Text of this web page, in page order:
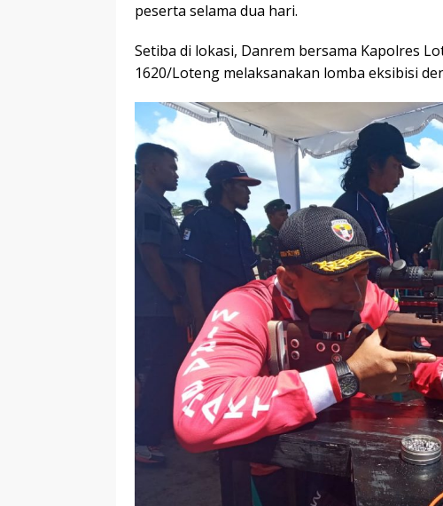
peserta selama dua hari.
Setiba di lokasi, Danrem bersama Kapolres
1620/Loteng melaksanakan lomba eksibisi